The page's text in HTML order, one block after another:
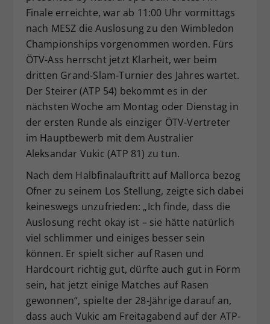
Finale erreichte, war ab 11:00 Uhr vormittags
nach MESZ die Auslosung zu den Wimbledon
Championships vorgenommen worden. Fürs
ÖTV-Ass herrscht jetzt Klarheit, wer beim
dritten Grand-Slam-Turnier des Jahres wartet.
Der Steirer (ATP 54) bekommt es in der
nächsten Woche am Montag oder Dienstag in
der ersten Runde als einziger ÖTV-Vertreter
im Hauptbewerb mit dem Australier
Aleksandar Vukic (ATP 81) zu tun.
Nach dem Halbfinalauftritt auf Mallorca bezog
Ofner zu seinem Los Stellung, zeigte sich dabei
keineswegs unzufrieden: „Ich finde, dass die
Auslosung recht okay ist – sie hätte natürlich
viel schlimmer und einiges besser sein
können. Er spielt sicher auf Rasen und
Hardcourt richtig gut, dürfte auch gut in Form
sein, hat jetzt einige Matches auf Rasen
gewonnen“, spielte der 28-Jährige darauf an,
dass auch Vukic am Freitagabend auf der ATP-
Zweck
Dieser Wert speichert Ihre Consent-
Einstellungen. Unter anderem eine
zufällig generierte ID, für die
historische Speicherung Ihrer
vorgenommen Einstellungen, falls der
Webseiten-Betreiber dies eingestellt
hat.